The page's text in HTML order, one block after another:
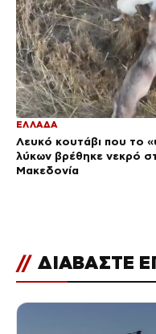
ΕΛΛΑΔΑ
Λευκό κουτάβι που το
λύκων βρέθηκε νεκρό
Μακεδονία
// ΔΙΑΒΑΣΤΕ